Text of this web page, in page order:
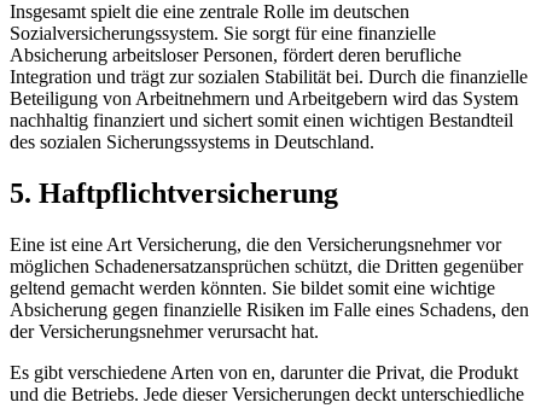
Insgesamt spielt die eine zentrale Rolle im deutschen
Sozialversicherungssystem. Sie sorgt für eine finanzielle
Absicherung arbeitsloser Personen, fördert deren berufliche
Integration ‌und trägt ‌zur sozialen Stabilität bei. Durch ⁢die finanzielle
Beteiligung von Arbeitnehmern und Arbeitgebern wird das System
nachhaltig finanziert​ und sichert somit einen wichtigen⁤ Bestandteil
⁤des‌ sozialen Sicherungssystems in Deutschland.
5. Haftpflichtversicherung
Eine ist eine Art Versicherung, die den Versicherungsnehmer vor
möglichen Schadenersatzansprüchen schützt, ⁢die Dritten gegenüber
geltend gemacht werden​ könnten. Sie bildet somit eine ‌wichtige‌
Absicherung gegen ​finanzielle Risiken im ⁢Falle eines Schadens, den
⁣der Versicherungsnehmer verursacht hat.
Es gibt verschiedene Arten von en, darunter die Privat,‌ die Produkt
und die Betriebs. Jede dieser Versicherungen deckt unterschiedliche